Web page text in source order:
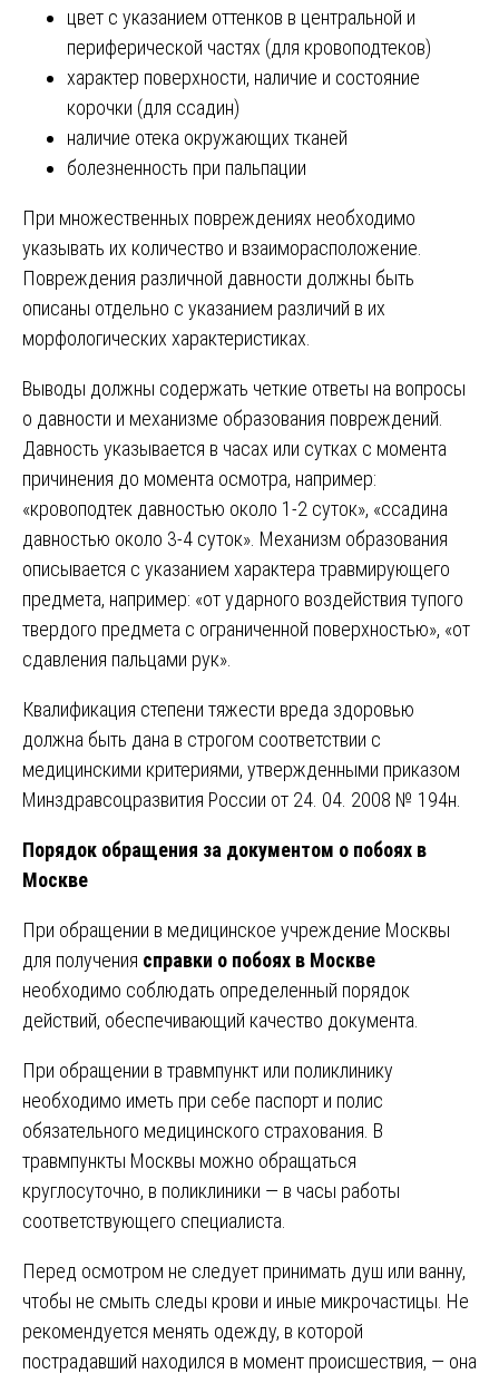
цвет с указанием оттенков в центральной и
периферической частях (для кровоподтеков)
характер поверхности, наличие и состояние
корочки (для ссадин)
наличие отека окружающих тканей
болезненность при пальпации
При множественных повреждениях необходимо
указывать их количество и взаиморасположение.
Повреждения различной давности должны быть
описаны отдельно с указанием различий в их
морфологических характеристиках.
Выводы должны содержать четкие ответы на вопросы
о давности и механизме образования повреждений.
Давность указывается в часах или сутках с момента
причинения до момента осмотра, например:
«кровоподтек давностью около 1-2 суток», «ссадина
давностью около 3-4 суток». Механизм образования
описывается с указанием характера травмирующего
предмета, например: «от ударного воздействия тупого
твердого предмета с ограниченной поверхностью», «от
сдавления пальцами рук».
Квалификация степени тяжести вреда здоровью
должна быть дана в строгом соответствии с
медицинскими критериями, утвержденными приказом
Минздравсоцразвития России от 24. 04. 2008 № 194н.
Порядок обращения за документом о побоях в
Москве
При обращении в медицинское учреждение Москвы
для получения справки о побоях в Москве
необходимо соблюдать определенный порядок
действий, обеспечивающий качество документа.
При обращении в травмпункт или поликлинику
необходимо иметь при себе паспорт и полис
обязательного медицинского страхования. В
травмпункты Москвы можно обращаться
круглосуточно, в поликлиники — в часы работы
соответствующего специалиста.
Перед осмотром не следует принимать душ или ванну,
чтобы не смыть следы крови и иные микрочастицы. Не
рекомендуется менять одежду, в которой
пострадавший находился в момент происшествия, — она